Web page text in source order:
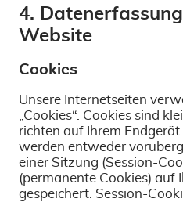
4.
Website
Cookies
Unsere Internetseiten
„Cookies“. Cookies sind
richten auf Ihrem
werden entweder
einer Sitzung (Session-
(permanente Cookies) auf
gespeichert. Session-